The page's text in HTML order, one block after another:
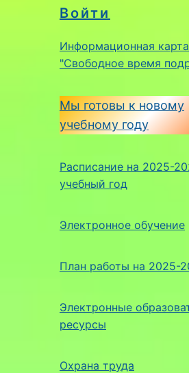
Войти
Информационная карта
"Свободное время
Мы готовы к новому
учебному году
Расписание на 2025-
учебный год
Электронное обучение
План работы на 2025-
Электронные
ресурсы
Охрана труда